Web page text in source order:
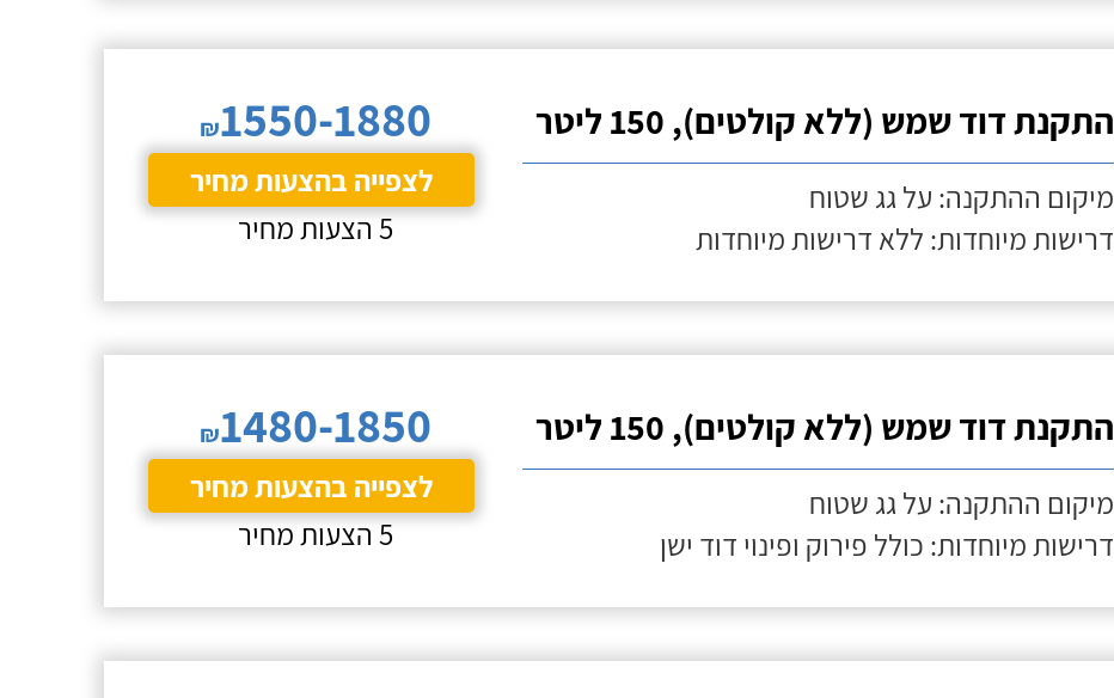
התקנת דוד שמש (ללא קולטים), 150 ליטר
מיקום ההתקנה: על גג שטוח
דרישות מיוחדות: ללא דרישות מיוחדות
₪1550-1880
לצפייה בהצעות מחיר
5 הצעות מחיר
התקנת דוד שמש (ללא קולטים), 150 ליטר
מיקום ההתקנה: על גג שטוח
דרישות מיוחדות: כולל פירוק ופינוי דוד ישן
₪1480-1850
לצפייה בהצעות מחיר
5 הצעות מחיר